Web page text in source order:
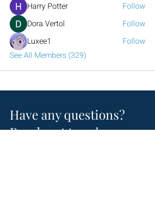
Harry Potter
Follow
Dora Vertol
Follow
Luxee1
Follow
See All Members (329)
Have any questions?
Reach out to us!